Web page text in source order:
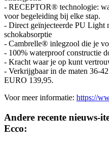
- RECEPTOR® technologie:
voor begeleiding bij elke stap.
- Direct geïnjecteerde PU Light
schokabsorptie
- Cambrelle® inlegzool die je
- 100% waterproof constructie
- Kracht waar je op kunt
- Verkrijgbaar in de maten 36-
EURO 139,95.
Voor meer informatie: https://
Andere recente nieuws-
Ecco: